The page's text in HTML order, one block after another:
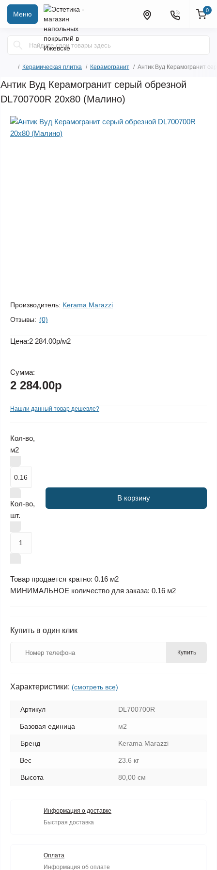
Меню 0
Керамическая плитка Керамогранит Антик Вуд Керамогранит
Антик Вуд Керамогранит серый обрезной
DL700700R 20х80 (Малино)
Производитель: Kerama Marazzi
Отзывы: (0)
Цена:2 284.00р/м2
Сумма:
2 284.00р
Нашли данный товар дешевле?
Кол-во,
м2
Кол-во,
шт.
В корзину
Товар продается кратно: 0.16 м2
МИНИМАЛЬНОЕ количество для заказа: 0.16 м2
Купить в один клик
Купить
Характеристики: (смотреть все)
Артикул DL700700R
Базовая единица м2
Бренд Kerama Marazzi
Вес 23.6 кг
Высота 80,00 см
Информация о доставке
Быстрая доставка
Оплата
Информация об оплате